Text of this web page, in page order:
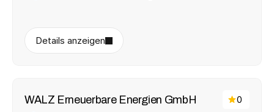
Details anzeigen
WALZ Erneuerbare Energien GmbH
0